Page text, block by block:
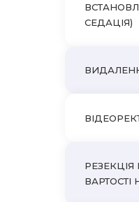
СЕДАЦІЯ)
ВАРТОСТІ